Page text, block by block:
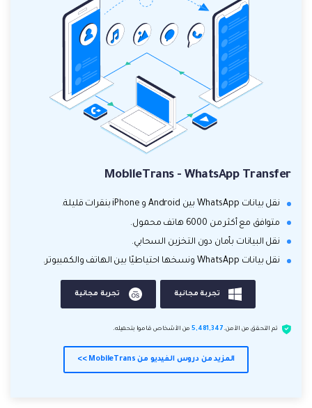
MobileTrans - WhatsApp Transfer
نقل بيانات WhatsApp بين Android و iPhone بنقرات قليلة.
متوافق مع أكثر من 6000 هاتف محمول.
نقل البيانات بأمان دون التخزين السحابي.
نقل بيانات WhatsApp ونسخها احتياطيًا بين الهاتف والكمبيوتر.
تجربة مجانية تجربة مجانية
تم التحقق من الأمن.5,481,347 من الأشخاص قاموا بتحميله.
المزيد من دروس الفيديو من MobileTrans >>